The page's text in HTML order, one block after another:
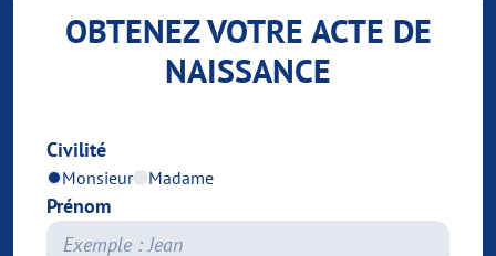
OBTENEZ VOTRE ACTE DE
NAISSANCE
Civilité
Monsieur Madame
Prénom